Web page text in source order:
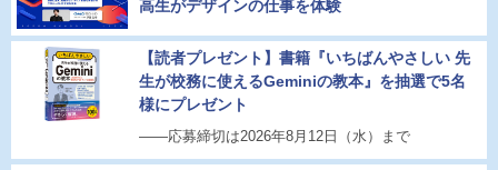
高生がデザインの仕事を体験
【読者プレゼント】書籍『いちばんやさしい 先
生が校務に使えるGeminiの教本』を抽選で5名
様にプレゼント
――応募締切は2026年8月12日（水）まで